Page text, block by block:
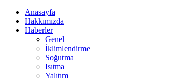
Anasayfa
Hakkımızda
Haberler
Genel
İklimlendirme
Soğutma
Isıtma
Yalıtım